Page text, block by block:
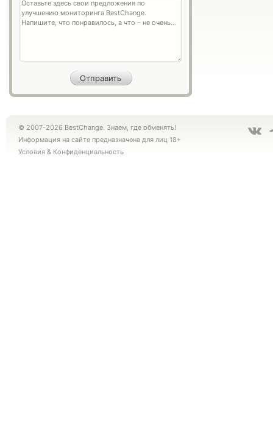
© 2007-2026 BestChange. Знаем, где обменять!
Информация на сайте предназначена для лиц 18+
Условия & Конфиденциальность